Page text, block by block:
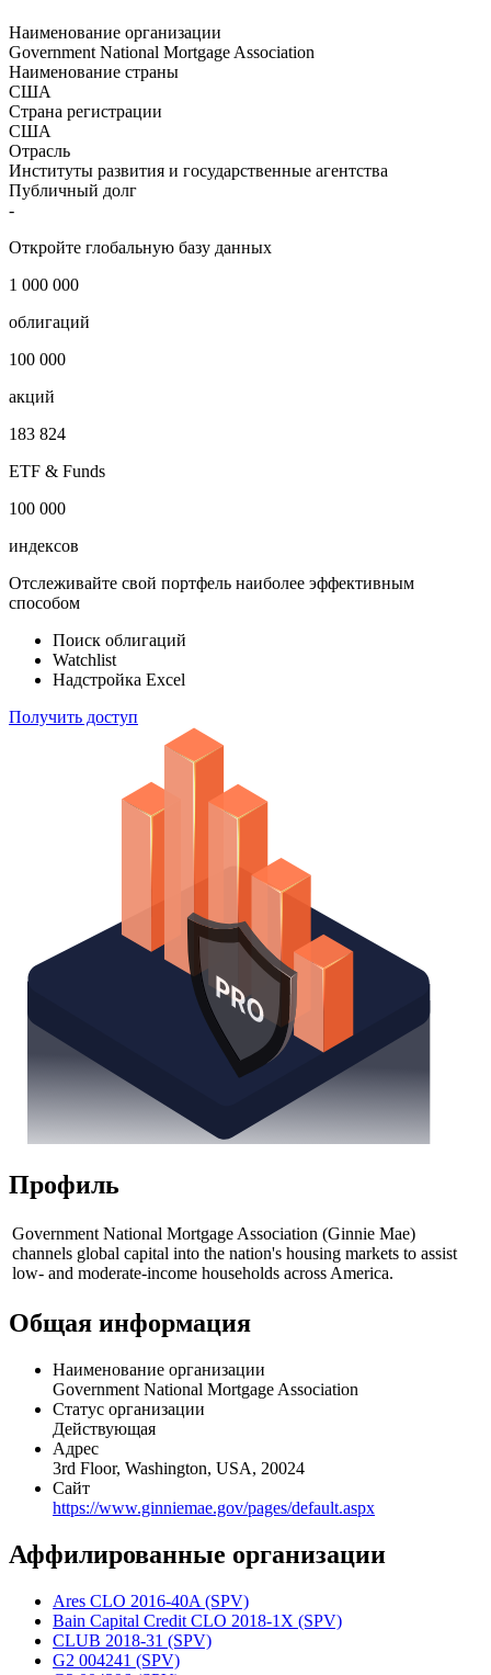
Наименование организации
Government National Mortgage Association
Наименование страны
США
Страна регистрации
США
Отрасль
Институты развития и государственные агентства
Публичный долг
-
Откройте глобальную базу данных
1 000 000
облигаций
100 000
акций
183 824
ETF & Funds
100 000
индексов
Отслеживайте свой портфель наиболее эффективным
способом
Поиск облигаций
Watchlist
Надстройка Excel
Получить доступ
Профиль
Government National Mortgage Association (Ginnie Mae)
channels global capital into the nation's housing markets to assist
low- and moderate-income households across America.
Общая информация
Наименование организации
Government National Mortgage Association
Статус организации
Действующая
Адрес
3rd Floor, Washington, USA, 20024
Сайт
https://www.ginniemae.gov/pages/default.aspx
Аффилированные организации
Ares CLO 2016-40A (SPV)
Bain Capital Credit CLO 2018-1X (SPV)
CLUB 2018-31 (SPV)
G2 004241 (SPV)